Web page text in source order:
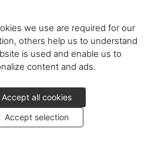
we use are required for our
others help us to understand
is used and enable us to
content and ads.
Accept all cookies
Accept selection